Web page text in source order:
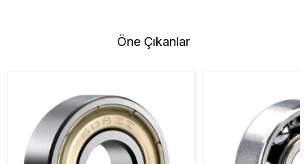
Öne Çıkanlar